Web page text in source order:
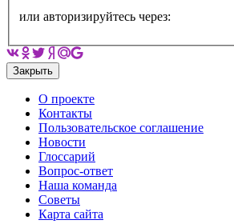
или авторизируйтесь через:
Закрыть
О проекте
Контакты
Пользовательское соглашение
Новости
Глоссарий
Вопрос-ответ
Наша команда
Советы
Карта сайта